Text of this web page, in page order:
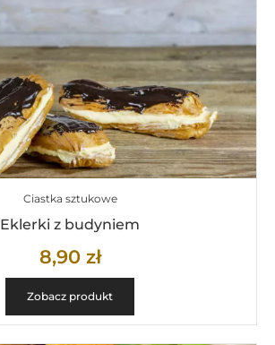
Ciastka sztukowe
Eklerki z budyniem
8,90 zł
Zobacz produkt